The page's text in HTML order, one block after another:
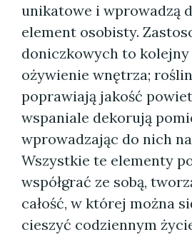
unikatowe i wprowadzą
element osobisty.
doniczkowych to kolejny
ożywienie wnętrza;
poprawiają jakość
wspaniale dekorują
wprowadzając do nich
Wszystkie te elementy
współgrać ze sobą,
całość, w której można
cieszyć codziennym